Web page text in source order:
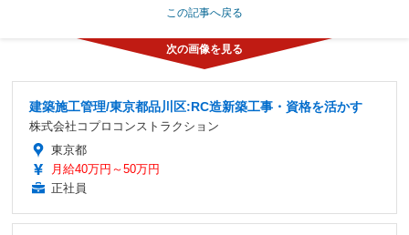
この記事へ戻る
建築施工管理/東京都品川区:RC造新築工事・資格を活かす
株式会社コプロコンストラクション
東京都
月給40万円～50万円
正社員